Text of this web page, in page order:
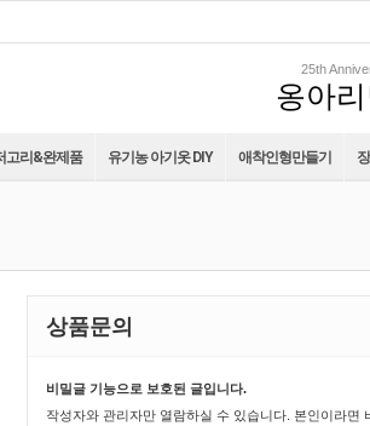
25th
옹아
고리&완제품 유기농 아기옷 DIY 애착인형만들기
상품문의
비밀글 기능으로 보호된 글입니다.
작성자와 관리자만 열람하실 수 있습니다. 본인이라면